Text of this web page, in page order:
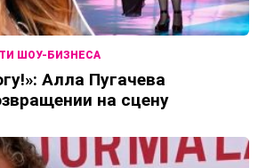
ШОУ-БИЗНЕСА
Алла Пугачева
на сцену